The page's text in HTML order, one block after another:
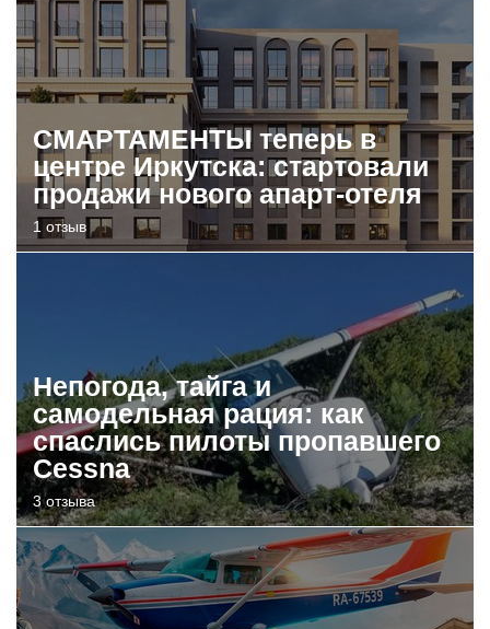
СМАРТАМЕНТЫ теперь в
центре Иркутска: стартовали
продажи нового апарт-отеля
1 отзыв
Непогода, тайга и
самодельная рация: как
спаслись пилоты пропавшего
Cessna
3 отзыва